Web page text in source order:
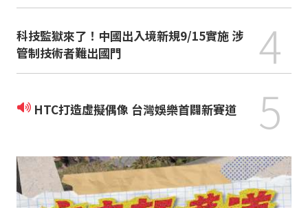
科技監獄來了！中國出入境新規9/15實施 涉
管制技術者難出國門
4
HTC打造虛擬偶像 台灣娛樂首闢新賽道 5